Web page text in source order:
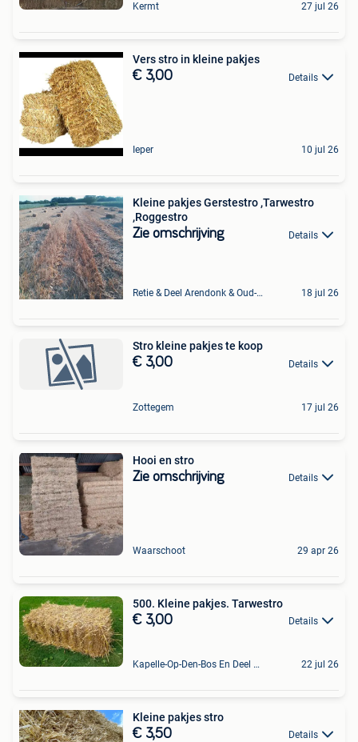
Kermt 27 jul 26
Vers stro in kleine pakjes
€ 3,00 Details
Ieper 10 jul 26
Kleine pakjes Gerstestro ,Tarwestro
,Roggestro
Zie omschrijving Details
Retie & Deel Arendonk & Oud-Turnhout 18 jul 26
Stro kleine pakjes te koop
€ 3,00 Details
Zottegem 17 jul 26
Hooi en stro
Zie omschrijving Details
Waarschoot 29 apr 26
500. Kleine pakjes. Tarwestro
€ 3,00 Details
Kapelle-Op-Den-Bos En Deel Van Zemst 22 jul 26
Kleine pakjes stro
€ 3,50 Details